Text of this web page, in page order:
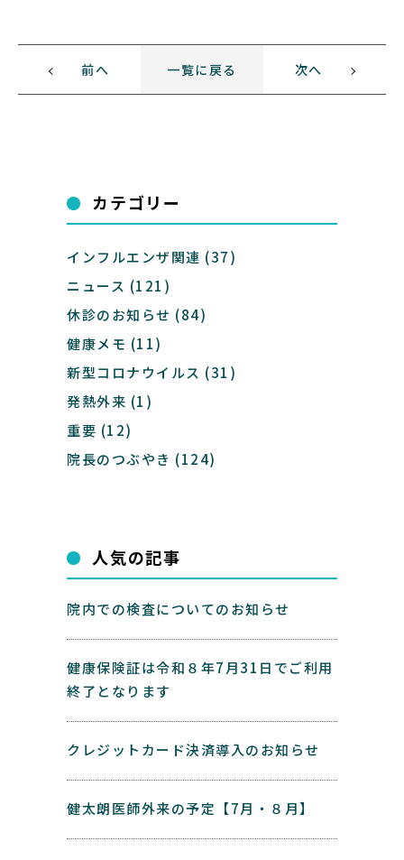
前へ 一覧に戻る 次へ
カテゴリー
インフルエンザ関連 (37)
ニュース (121)
休診のお知らせ (84)
健康メモ (11)
新型コロナウイルス (31)
発熱外来 (1)
重要 (12)
院長のつぶやき (124)
人気の記事
院内での検査についてのお知らせ
健康保険証は令和８年7月31日でご利用
終了となります
クレジットカード決済導入のお知らせ
健太朗医師外来の予定【7月・８月】